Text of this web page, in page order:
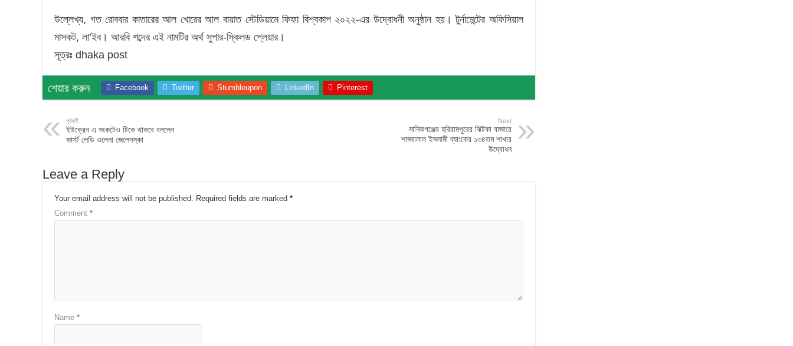
উল্লেখ্য, গত রোববার কাতারের আল খোরের আল বায়াত স্টেডিয়ামে ফিফা বিশ্বকাপ ২০২২-এর উদ্বোধনী অনুষ্ঠান হয়। টুর্নামেন্টের অফিসিয়াল
মাসকট, লা’ইব। আরবি শব্দের এই নামটির অর্থ সুপার-স্কিলড প্লেয়ার।
সূত্রঃ dhaka post
শেয়ার করুন Facebook Twitter Stumbleupon LinkedIn Pinterest
পূর্ববর্তী
ইউক্রেন এ সংকটেও টিকে থাকবে বললেন
ফার্স্ট লেডি ওলেনা জেলেনস্কা
Next
মানিকগঞ্জের হরিরামপুরের ঝিটকা বাজারে
শাহ্জালাল ইসলামী ব্যাংকের ১৩৪তম শাখার
উদ্বোধন
Leave a Reply
Your email address will not be published. Required fields are marked *
Comment *
Name *